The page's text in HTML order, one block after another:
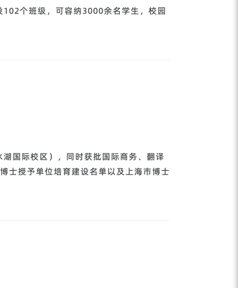
个班级，可容纳3000余名学生，校园
国际校区），同时获批国际商务、翻译
士授予单位培育建设名单以及上海市博士